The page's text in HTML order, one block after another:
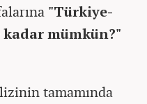
"Türkiye-
mümkün?"
tamamında